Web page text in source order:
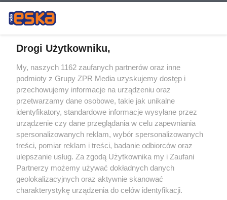
Żaden utwór zamieszczony w serwisie nie może być powielany i
rozpowszechniany lub dalej rozpowszechniany w jakikolwiek sposób (w
tym także elektroniczny lub mechaniczny) na jakimkolwiek polu
eksploatacji w jakiejkolwiek formie, włącznie z umieszczaniem w
Internecie bez pisemnej zgody właściciela praw. Jakiekolwiek użycie lub
wykorzystanie utworów w całości lub w części z naruszeniem prawa,
tzn. bez właściwej zgody, jest zabronione pod groźbą kary i może być
ścigane prawnie.
Drogi Użytkowniku,
My, naszych 1162 zaufanych partnerów oraz inne
podmioty z Grupy ZPR Media uzyskujemy dostęp i
przechowujemy informacje na urządzeniu oraz
przetwarzamy dane osobowe, takie jak unikalne
identyfikatory, standardowe informacje wysyłane przez
urządzenie czy dane przeglądania w celu zapewniania
spersonalizowanych reklam, wybór spersonalizowanych
treści, pomiar reklam i treści, badanie odbiorców oraz
ulepszanie usług. Za zgodą Użytkownika my i Zaufani
Partnerzy możemy używać dokładnych danych
geolokalizacyjnych oraz aktywnie skanować
charakterystykę urządzenia do celów identyfikacji.